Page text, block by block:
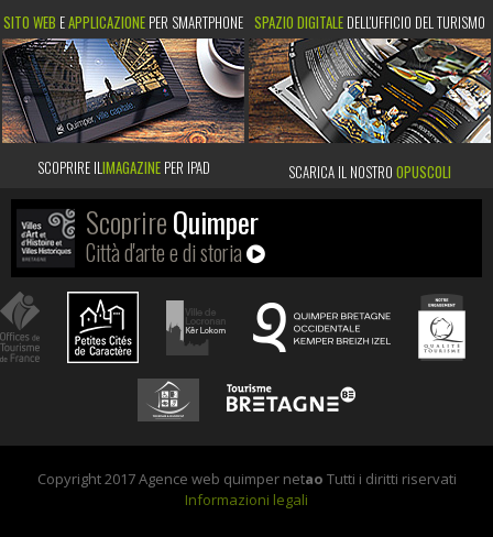
SITO WEB EAPPLICAZIONE PER SMARTPHONE SPAZIO DIGITALE DELL'UFFICIO DEL TURISMO
SCOPRIRE ILIMAGAZINEPER IPAD SCARICA IL NOSTRO OPUSCOLI
ScoprireQuimper
Città d'arte e di storia
Copyright 2017 Agence web quimper netao Tutti i diritti riservati
Informazioni legali